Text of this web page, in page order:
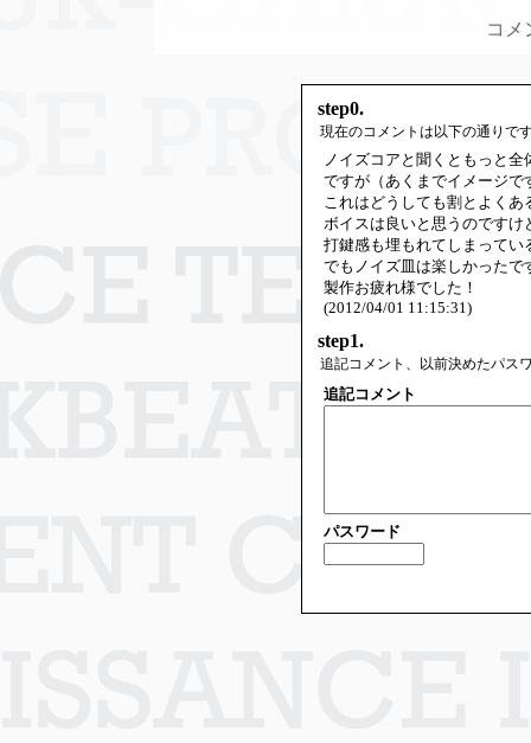
コメ
step0.
現在のコメントは以下の通りで
ノイズコアと聞くともっと
ですが（あくまでイメージで
これはどうしても割とよく
ボイスは良いと思うのです
打鍵感も埋もれてしまって
でもノイズ皿は楽しかったで
製作お疲れ様でした！
(2012/04/01 11:15:31)
step1.
追記コメント、以前決めたパス
追記コメント
パスワード